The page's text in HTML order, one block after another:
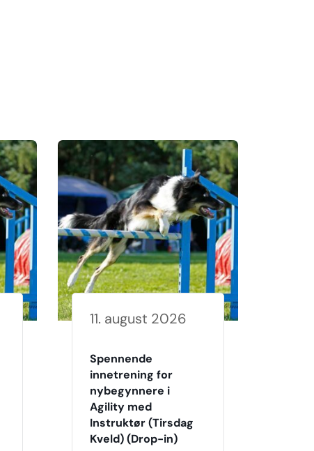
11. august 2026
Spennende
innetrening for
nybegynnere i
Agility med
Instruktør (Tirsdag
Kveld) (Drop-in)